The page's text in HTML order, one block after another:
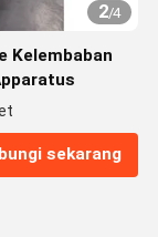
2/4
Kelembaban
sekarang